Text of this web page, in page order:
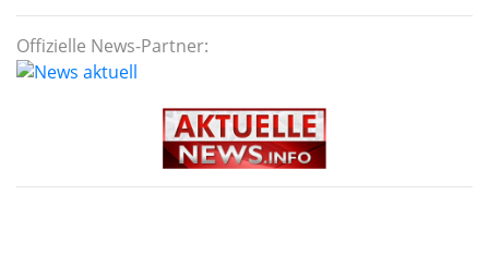
Offizielle News-Partner: